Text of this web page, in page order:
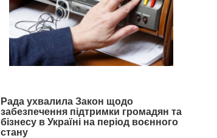
Рада ухвалила Закон щодо
забезпечення підтримки громадян та
бізнесу в Україні на період воєнного
стану